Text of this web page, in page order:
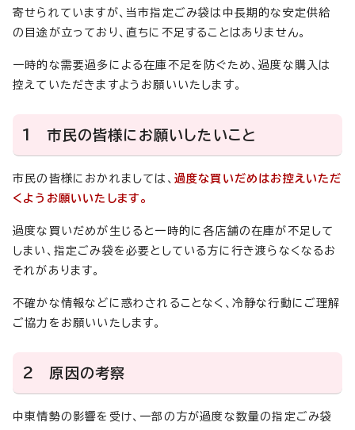
寄せられていますが、当市指定ごみ袋は中長期的な安定供給
の目途が立っており、直ちに不足することはありません。
一時的な需要過多による在庫不足を防ぐため、過度な購入は
控えていただきますようお願いいたします。
1 市民の皆様にお願いしたいこと
市民の皆様におかれましては、 過度な買いだめはお控えいただ
くようお願いいたします。
過度な買いだめが生じると一時的に各店舗の在庫が不足して
しまい、指定ごみ袋を必要としている方に行き渡らなくなるお
それがあります。
不確かな情報などに惑わされることなく、冷静な行動にご理解
ご協力をお願いいたします。
2 原因の考察
中東情勢の影響を受け、一部の方が過度な数量の指定ごみ袋